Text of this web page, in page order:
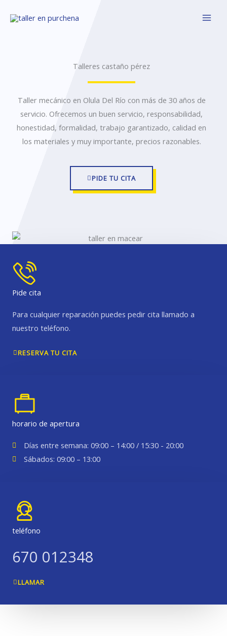
Talleres castaño pérez
Taller mecánico en Olula Del Río con más de 30 años de
servicio. Ofrecemos un buen servicio, responsabilidad,
honestidad, formalidad, trabajo garantizado, calidad en
los materiales y muy importante, precios razonables.
PIDE TU CITA
Pide cita
Para cualquier reparación puedes pedir cita llamado a
nuestro teléfono.
RESERVA TU CITA
horario de apertura
Días entre semana: 09:00 – 14:00 / 15:30 - 20:00
Sábados: 09:00 – 13:00
teléfono
670 012348
LLAMAR